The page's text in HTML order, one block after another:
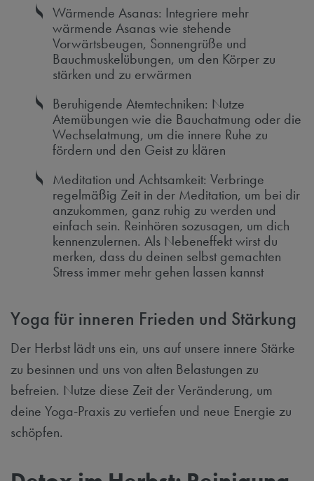
Wärmende Asanas: Integriere mehr
wärmende Asanas wie stehende
Vorwärtsbeugen, Sonnengrüße und
Bauchmuskelübungen, um den Körper zu
stärken und zu erwärmen
Beruhigende Atemtechniken: Nutze
Atemübungen wie die Bauchatmung oder die
Wechselatmung, um die innere Ruhe zu
fördern und den Geist zu klären
Meditation und Achtsamkeit: Verbringe
regelmäßig Zeit in der Meditation, um bei dir
anzukommen, ganz ruhig zu werden und
einfach sein. Reinhören sozusagen, um dich
kennenzulernen. Als Nebeneffekt wirst du
merken, dass du deinen selbst gemachten
Stress immer mehr gehen lassen kannst
Yoga für inneren Frieden und Stärkung
Der Herbst lädt uns ein, uns auf unsere innere Stärke
zu besinnen und uns von alten Belastungen zu
befreien. Nutze diese Zeit der Veränderung, um
deine Yoga-Praxis zu vertiefen und neue Energie zu
schöpfen.